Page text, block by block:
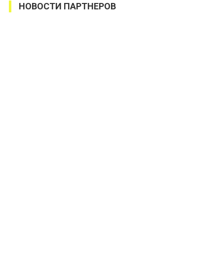
НОВОСТИ ПАРТНЕРОВ